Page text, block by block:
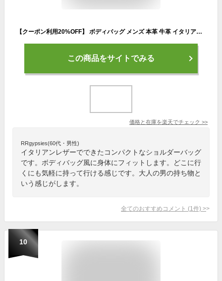
【クーポン利用20%OFF】 ボディバッグ メンズ 本革 牛革 イタリアンレザー L字ファスナー 2WAY ボディーバッグ クラッチバッグ レザー 小さいのに大容量 コンパクト ショルダー バッグ 横型 斜めがけバッグ 斜めがけ 四角 DomTeporna Italy ブランド シンプル 送料無料
この商品をサイトでみる
価格と在庫を楽天でチェック >>
RRgypsies(60代・男性)
イタリアンレザーでできたコンパクトなショルダーバッグ
です。ボディバッグ風に身体にフィットします。どこに行
くにも気軽に持って行ける感じです。大人の男の持ち物と
いう感じがします。
全てのおすすめコメント (1 件) >
10